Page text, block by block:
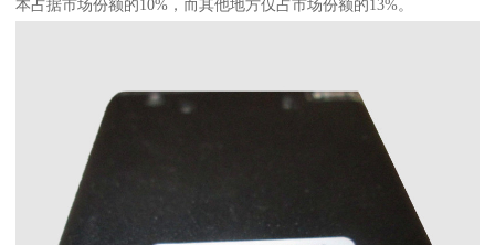
本占据市场份额的10%，而其他地方仅占市场份额的13%。